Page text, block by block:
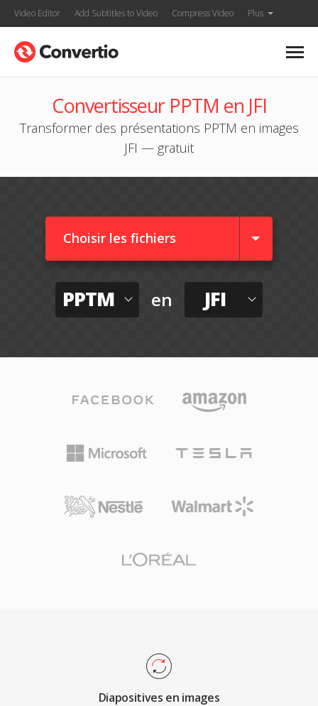
Video Editor Add Subtitles to Video Compress Video Plus
Convertisseur PPTM en JFI
Transformer des présentations PPTM en images
JFI — gratuit
Choisir les fichiers
PPTM en JFI
Diapositives en images